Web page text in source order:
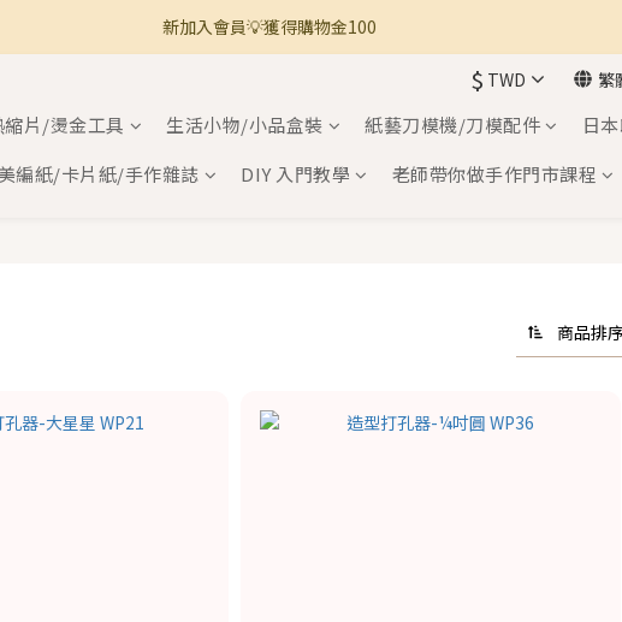
🚚 全館滿800免運 🚚
新加入會員💡獲得購物金100
$ TWD 繁
縮片/燙金工具 生活小物/小品盒裝 紙藝刀模機/刀模配件 日
編紙/卡片紙/手作雜誌
DIY 入門教學 老師帶你做手作門市課程
商品排